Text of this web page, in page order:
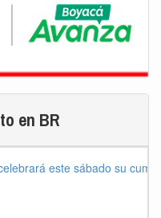
en BR
este sábado su